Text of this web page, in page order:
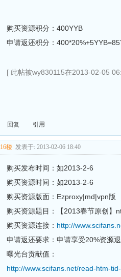
购买资源积分：400YYB
申请返还积分：
[ 此帖被wy830115在2013-02-05
回复 引用
16楼 发表于: 2013-02-06 18:40
购买发布时间：如2013-2-6
购买资源时间：如2013-2-6
购买资源版面：Ezproxy|md|vpn版
购买资源题目：【2013春节原创】
购买资源连接： http://
申请返还要求：申请享受20%资源
曝光台贡献值：
http://www.scifans.net/read-htm-